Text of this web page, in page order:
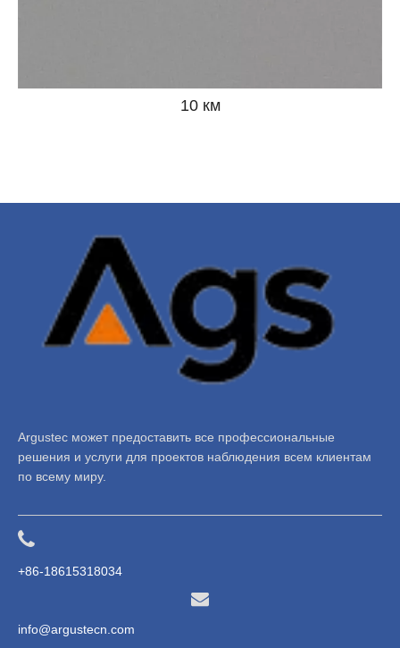
10 км
Argustec может предоставить все профессиональные
решения и услуги для проектов наблюдения всем клиентам
по всему миру.
+86-18615318034
info@argustecn.com